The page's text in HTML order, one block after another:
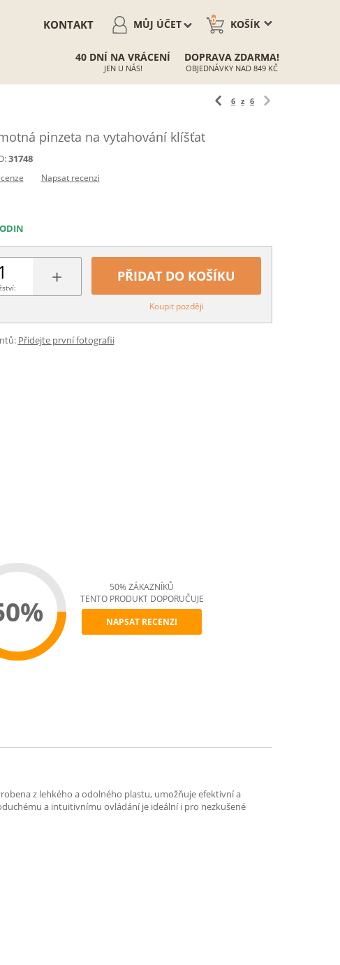
KOŠÍK
0
MŮJ ÚČET
KONTAKT
40 DNÍ NA VRÁCENÍ
JEN U NÁS!
DOPRAVA ZDARMA!
OBJEDNÁVKY NAD 849 KČ
6 z 6
pinzeta na vytahování klíšťat
31748
Napsat recenzi
+ PŘIDAT DO KOŠÍKU
Koupit později
Přidejte první fotografii
50% ZÁKAZNÍKŮ
TENTO PRODUKT DOPORUČUJE
NAPSAT RECENZI
z lehkého a odolného plastu, umožňuje efektivní a
a intuitivnímu ovládání je ideální i pro nezkušené